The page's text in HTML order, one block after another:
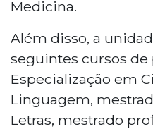
Medicina.
Além disso, a
seguintes cursos de
Especialização em
Linguagem,
Letras, mestrado